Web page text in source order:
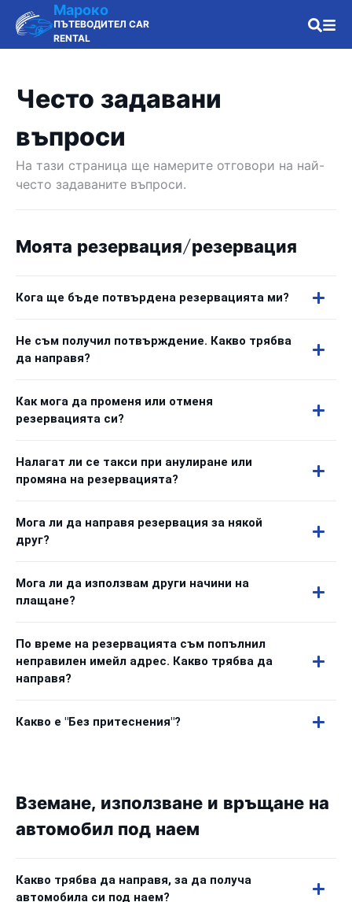
Мароко
ПЪТЕВОДИТЕЛ CAR
RENTAL
Често задавани
въпроси
На тази страница ще намерите отговори на най-
често задаваните въпроси.
Моята резервация/резервация
Кога ще бъде потвърдена резервацията ми?
Не съм получил потвърждение. Какво трябва
да направя?
Как мога да променя или отменя
резервацията си?
Налагат ли се такси при анулиране или
промяна на резервацията?
Мога ли да направя резервация за някой
друг?
Мога ли да използвам други начини на
плащане?
По време на резервацията съм попълнил
неправилен имейл адрес. Какво трябва да
направя?
Какво е "Без притеснения"?
Вземане, използване и връщане на
автомобил под наем
Какво трябва да направя, за да получа
автомобила си под наем?